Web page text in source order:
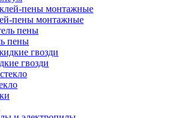
пены монтажные
пены
гвозди